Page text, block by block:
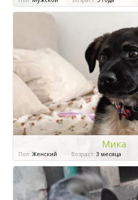
Мика
Пол: Женский Возраст: 3 месяца